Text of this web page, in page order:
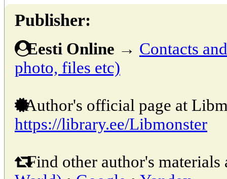
Publisher:
Eesti Online → Contacts
photo, files etc)
Author's official page at
https://library.ee/Libmonster
Find other author's materials